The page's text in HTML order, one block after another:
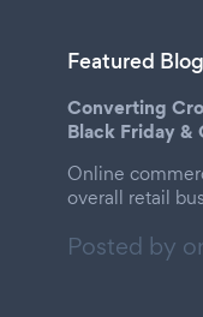
Featured
Converting
Black Friday &
Online
overall retail
Posted by